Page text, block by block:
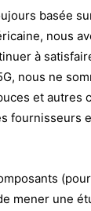
basée
nous
à
nous ne
et autres
fournisseurs
mener une